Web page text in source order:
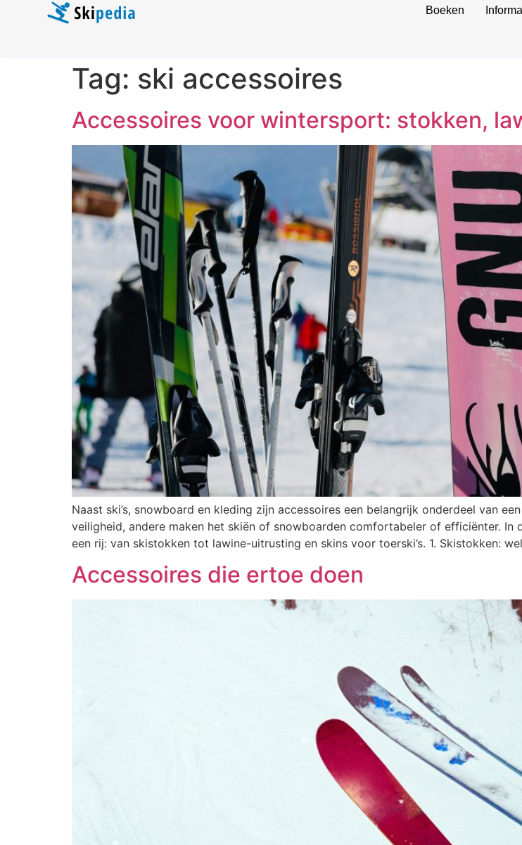
Boeken
Tag: ski accessoires
Accessoires voor wintersport: stokken,
Naast ski’s, snowboard en kleding zijn accessoires een belangrijk onderdeel van
veiligheid, andere maken het skiën of snowboarden comfortabeler of efficiënter.
een rij: van skistokken tot lawine-uitrusting en skins voor toerski’s. 1. Skistokken:
Accessoires die ertoe doen